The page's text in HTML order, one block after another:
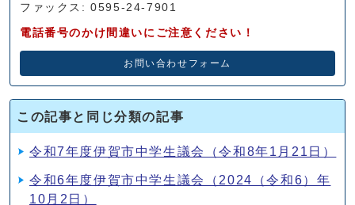
ファックス: 0595-24-7901
電話番号のかけ間違いにご注意ください！
お問い合わせフォーム
この記事と同じ分類の記事
令和7年度伊賀市中学生議会（令和8年1月21日）
令和6年度伊賀市中学生議会（2024（令和6）年
10月2日）